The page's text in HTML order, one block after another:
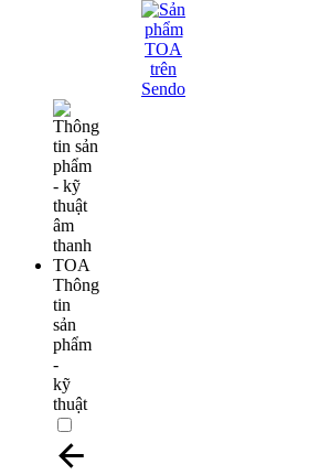
Thông
tin
sản
phẩm
-
kỹ
thuật